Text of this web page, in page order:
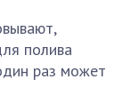
полива
раз может